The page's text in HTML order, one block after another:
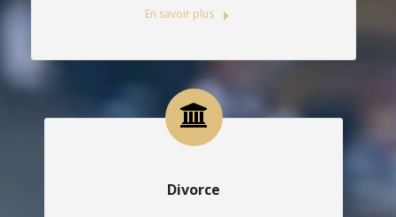
En savoir plus
Divorce